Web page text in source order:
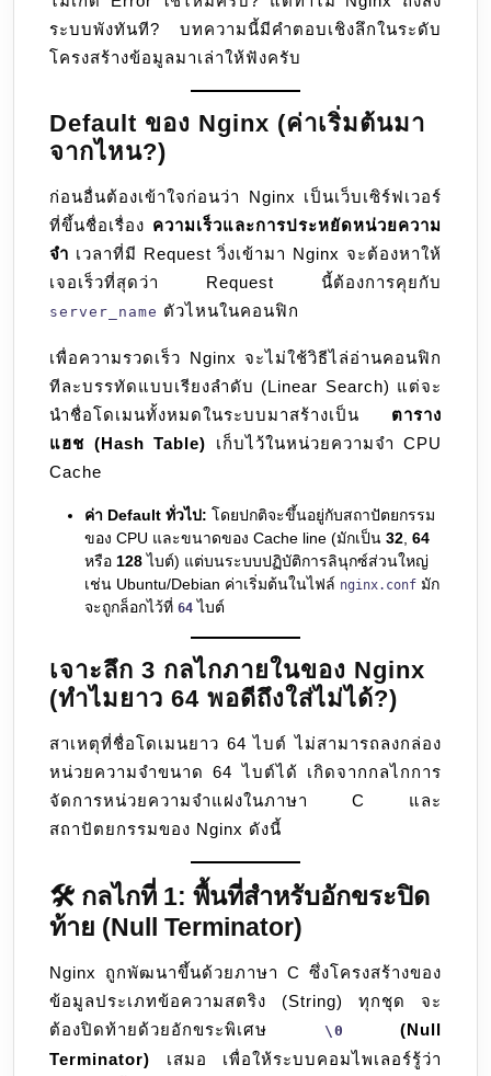
ระบบพังทันที? บทความนี้มีคำตอบเชิงลึกในระดับ
โครงสร้างข้อมูลมาเล่าให้ฟังครับ
Default ของ Nginx (ค่าเริ่มต้นมา
จากไหน?)
ก่อนอื่นต้องเข้าใจก่อนว่า Nginx เป็นเว็บเซิร์ฟเวอร์
ที่ขึ้นชื่อเรื่อง ความเร็วและการประหยัดหน่วยความ
จำ เวลาที่มี Request วิ่งเข้ามา Nginx จะต้องหาให้
เจอเร็วที่สุดว่า Request นี้ต้องการคุยกับ
server_name ตัวไหนในคอนฟิก
เพื่อความรวดเร็ว Nginx จะไม่ใช้วิธีไล่อ่านคอนฟิก
ทีละบรรทัดแบบเรียงลำดับ (Linear Search) แต่จะ
นำชื่อโดเมนทั้งหมดในระบบมาสร้างเป็น ตาราง
แฮช (Hash Table) เก็บไว้ในหน่วยความจำ CPU
Cache
ค่า Default ทั่วไป: โดยปกติจะขึ้นอยู่กับสถาปัตยกรรม
ของ CPU และขนาดของ Cache line (มักเป็น 32 64
หรือ 128ไบต์) แต่บนระบบปฏิบัติการลินุกซ์ส่วนใหญ่
เช่น Ubuntu/Debian ค่าเริ่มต้นในไฟล์ nginx.conf มัก
จะถูกล็อกไว้ที่ 64 ไบต์
เจาะลึก 3 กลไกภายในของ Nginx
(ทำไมยาว 64 พอดีถึงใส่ไม่ได้?)
สาเหตุที่ชื่อโดเมนยาว 64 ไบต์ ไม่สามารถลงกล่อง
หน่วยความจำขนาด 64 ไบต์ได้ เกิดจากกลไกการ
จัดการหน่วยความจำแฝงในภาษา C และ
สถาปัตยกรรมของ Nginx ดังนี้
🛠️ กลไกที่ 1: พื้นที่สำหรับอักขระปิด
ท้าย (Null Terminator)
Nginx ถูกพัฒนาขึ้นด้วยภาษา C ซึ่งโครงสร้างของ
ข้อมูลประเภทข้อความสตริง (String) ทุกชุด จะ
ต้องปิดท้ายด้วยอักขระพิเศษ
\0
(Null
Terminator) เสมอ เพื่อให้ระบบคอมไพเลอร์รู้ว่า